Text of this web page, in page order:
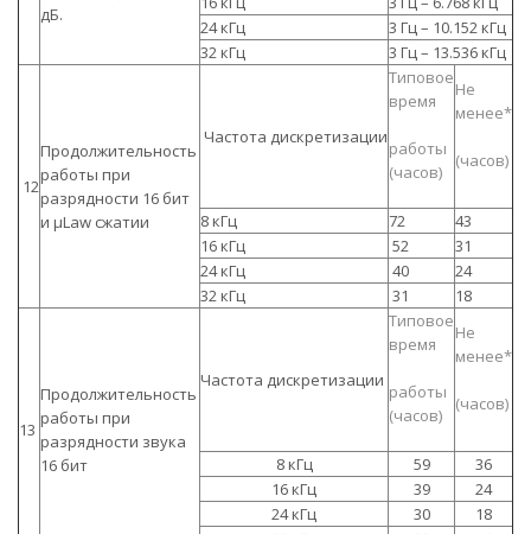
дБ.
24 кГц
3 Гц – 10.152 кГц
32 кГц
3 Гц – 13.536 кГц
12
Продолжительность
работы при
разрядности 16 бит
и µLaw сжатии
Частота дискретизации
Типовое
время
работы
(часов)
Не
менее*
(часов)
8 кГц 72
43
16 кГц
52
31
24 кГц
40
24
32 кГц
31 18
13
Продолжительность
работы при
разрядности звука
16 бит
Частота дискретизации
Типовое
время
работы
(часов)
Не
менее*
(часов)
8 кГц 59
36
16 кГц
39
24
24 кГц
30
18